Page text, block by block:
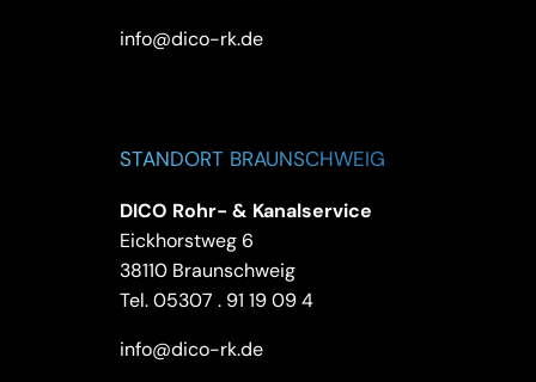
info@dico-rk.de
STANDORT BRAUNSCHWEIG
DICO Rohr- & Kanalservice
Eickhorstweg 6
38110 Braunschweig
Tel.05307 . 91 19 09 4
info@dico-rk.de